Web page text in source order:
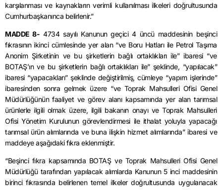
karşılanması ve kaynakların verimli kullanılması ilkeleri doğrultusunda
Cumhurbaşkanınca belirlenir.”
MADDE 8- 4734 sayılı Kanunun geçici 4 üncü maddesinin beşinci
fıkrasının ikinci cümlesinde yer alan “ve Boru Hatları ile Petrol Taşıma
Anonim Şirketinin ve bu şirketlerin bağlı ortaklıkları ile” ibaresi “ve
BOTAŞ’ın ve bu şirketlerin bağlı ortaklıkları ile” şeklinde, “yapılacak”
ibaresi “yapacakları” şeklinde değiştirilmiş, cümleye “yapım işlerinde”
ibaresinden sonra gelmek üzere “ve Toprak Mahsulleri Ofisi Genel
Müdürlüğünün faaliyet ve görev alanı kapsamında yer alan tarımsal
ürünlerle ilgili olmak üzere, ilgili bakanın onayı ve Toprak Mahsulleri
Ofisi Yönetim Kurulunun görevlendirmesi ile ithalat yoluyla yapacağı
tarımsal ürün alımlarında ve buna ilişkin hizmet alımlarında” ibaresi ve
maddeye aşağıdaki fıkra eklenmiştir.
“Beşinci fıkra kapsamında BOTAŞ ve Toprak Mahsulleri Ofisi Genel
Müdürlüğü tarafından yapılacak alımlarda Kanunun 5 inci maddesinin
birinci fıkrasında belirlenen temel ilkeler doğrultusunda uygulanacak